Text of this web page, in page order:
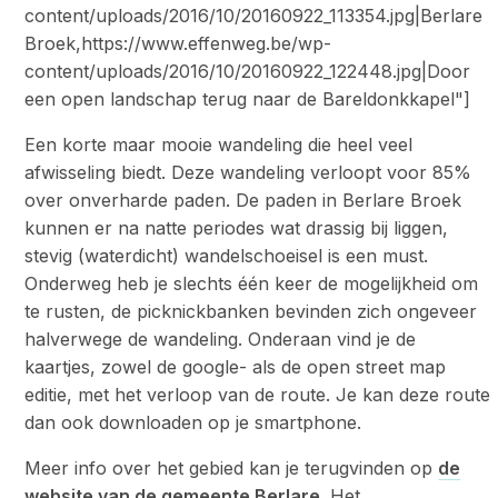
content/uploads/2016/10/20160922_113354.jpg|Berlare
Broek,https://www.effenweg.be/wp-
content/uploads/2016/10/20160922_122448.jpg|Door
een open landschap terug naar de Bareldonkkapel"]
Een korte maar mooie wandeling die heel veel
afwisseling biedt. Deze wandeling verloopt voor 85%
over onverharde paden. De paden in Berlare Broek
kunnen er na natte periodes wat drassig bij liggen,
stevig (waterdicht) wandelschoeisel is een must.
Onderweg heb je slechts één keer de mogelijkheid om
te rusten, de picknickbanken bevinden zich ongeveer
halverwege de wandeling. Onderaan vind je de
kaartjes, zowel de google- als de open street map
editie, met het verloop van de route. Je kan deze route
dan ook downloaden op je smartphone.
Meer info over het gebied kan je terugvinden op de